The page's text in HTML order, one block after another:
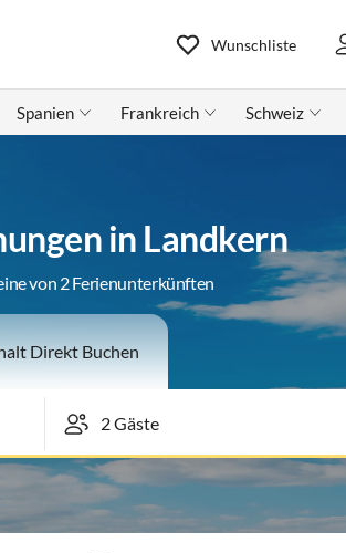
Wunschliste
Spanien Frankreich Schweiz
in Landkern
von 2 Ferienunterkünften
Direkt Buchen